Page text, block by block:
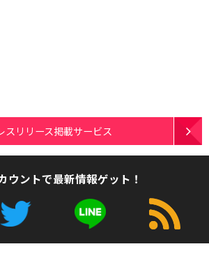
スリリース掲載サービス
ウントで最新情報ゲット！